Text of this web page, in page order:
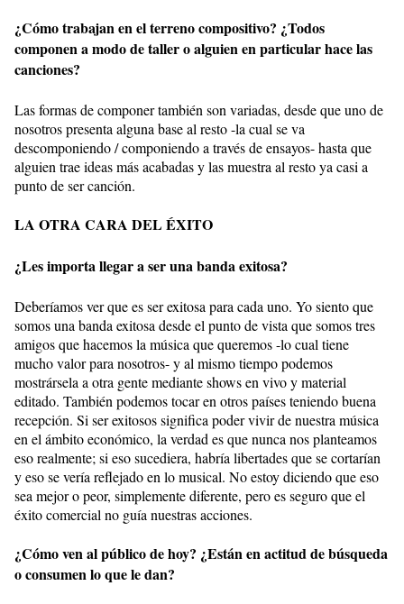
¿Cómo trabajan en el terreno compositivo? ¿Todos
componen a modo de taller o alguien en particular hace las
canciones?
Las formas de componer también son variadas, desde que uno de
nosotros presenta alguna base al resto -la cual se va
descomponiendo / componiendo a través de ensayos- hasta que
alguien trae ideas más acabadas y las muestra al resto ya casi a
punto de ser canción.
LA OTRA CARA DEL ÉXITO
¿Les importa llegar a ser una banda exitosa?
Deberíamos ver que es ser exitosa para cada uno. Yo siento que
somos una banda exitosa desde el punto de vista que somos tres
amigos que hacemos la música que queremos -lo cual tiene
mucho valor para nosotros- y al mismo tiempo podemos
mostrársela a otra gente mediante shows en vivo y material
editado. También podemos tocar en otros países teniendo buena
recepción. Si ser exitosos significa poder vivir de nuestra música
en el ámbito económico, la verdad es que nunca nos planteamos
eso realmente; si eso sucediera, habría libertades que se cortarían
y eso se vería reflejado en lo musical. No estoy diciendo que eso
sea mejor o peor, simplemente diferente, pero es seguro que el
éxito comercial no guía nuestras acciones.
¿Cómo ven al público de hoy? ¿Están en actitud de búsqueda
o consumen lo que le dan?